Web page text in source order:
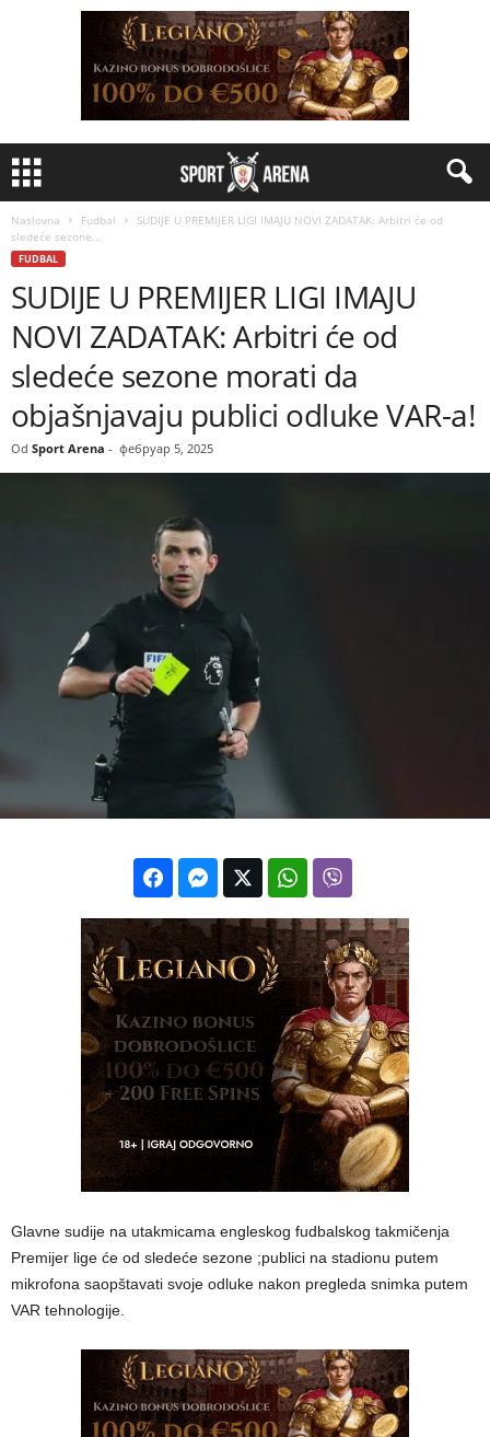
Naslovna Fudbal
SUDIJE U PREMIJER LIGI IMAJU NOVI ZADATAK: Arbitri će od
sledeće sezone...
FUDBAL
SUDIJE U PREMIJER LIGI IMAJU
NOVI ZADATAK: Arbitri će od
sledeće sezone morati da
objašnjavaju publici odluke VAR-a!
Od Sport Arena - фебруар 5, 2025
Glavne sudije na utakmicama engleskog fudbalskog takmičenja
Premijer lige će od sledeće sezone ;publici na stadionu putem
mikrofona saopštavati svoje odluke nakon pregleda snimka putem
VAR tehnologije.